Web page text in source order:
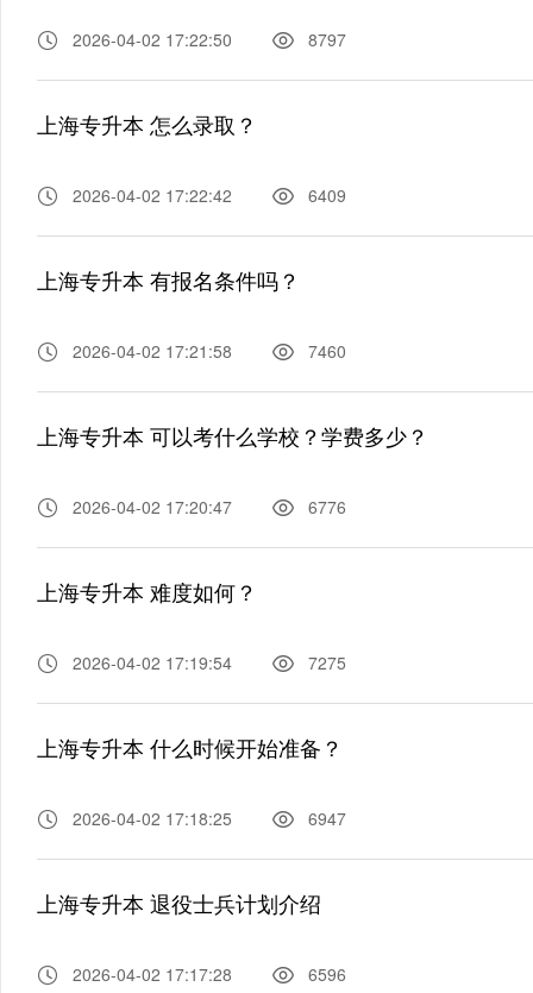
2026-04-02 17:22:50 8797
上海专升本 怎么录取？
2026-04-02 17:22:42 6409
上海专升本 有报名条件吗？
2026-04-02 17:21:58 7460
上海专升本 可以考什么学校？学费多少？
2026-04-02 17:20:47 6776
上海专升本 难度如何？
2026-04-02 17:19:54 7275
上海专升本 什么时候开始准备？
2026-04-02 17:18:25 6947
上海专升本 退役士兵计划介绍
2026-04-02 17:17:28 6596